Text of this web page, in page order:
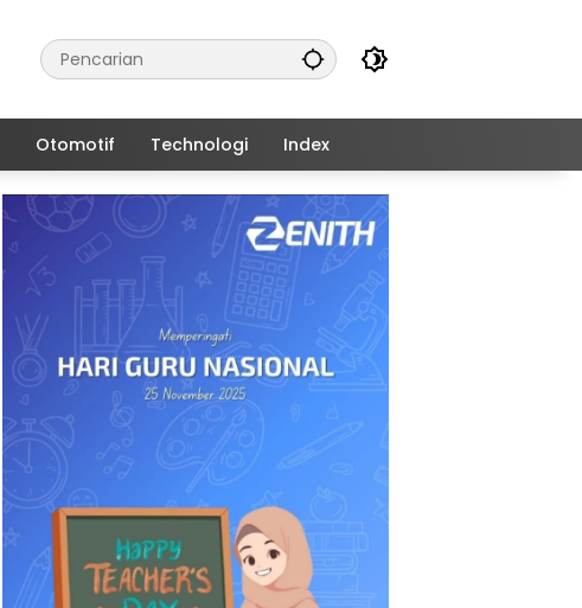
Otomotif Technologi Index